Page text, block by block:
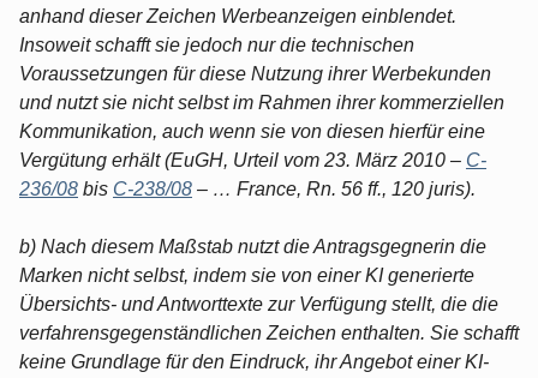
anhand dieser Zeichen Werbeanzeigen einblendet.
Insoweit schafft sie jedoch nur die technischen
Voraussetzungen für diese Nutzung ihrer Werbekunden
und nutzt sie nicht selbst im Rahmen ihrer kommerziellen
Kommunikation, auch wenn sie von diesen hierfür eine
Vergütung erhält (EuGH, Urteil vom 23. März 2010 – C-
236/08 bis C-238/08 – … France, Rn. 56 ff., 120 juris).
b) Nach diesem Maßstab nutzt die Antragsgegnerin die
Marken nicht selbst, indem sie von einer KI generierte
Übersichts- und Antworttexte zur Verfügung stellt, die die
verfahrensgegenständlichen Zeichen enthalten. Sie schafft
keine Grundlage für den Eindruck, ihr Angebot einer KI-